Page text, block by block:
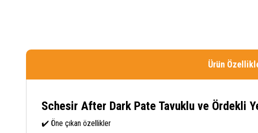
Ürün
Schesir After Dark Pate Tavuklu ve Ördekli
✔️ Öne çıkan özellikler